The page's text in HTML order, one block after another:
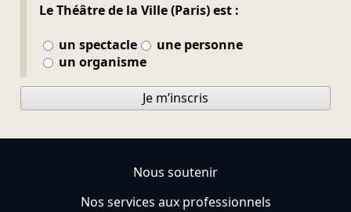
Le Théâtre de la Ville (Paris) est :
un spectacle
une personne
un organisme
Je m’inscris
Nous soutenir
Nos services aux professionnels